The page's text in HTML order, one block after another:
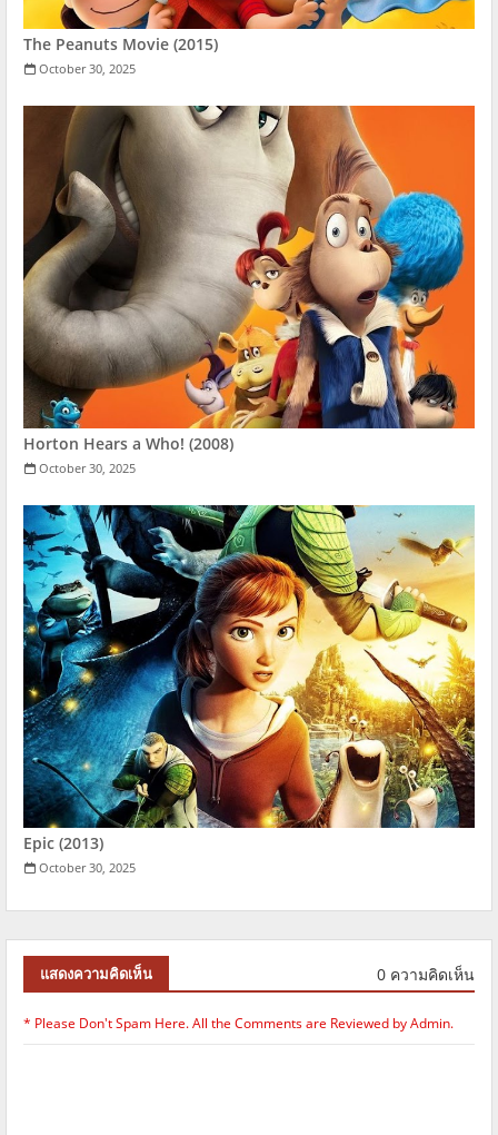
The Peanuts Movie (2015)
October 30, 2025
Horton Hears a Who! (2008)
October 30, 2025
Epic (2013)
October 30, 2025
แสดงความคิดเห็น 0 ความคิดเห็น
* Please Don't Spam Here. All the Comments are Reviewed by Admin.